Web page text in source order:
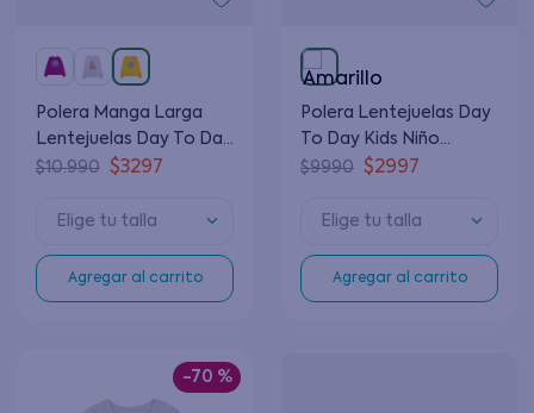
Polera Manga Larga
Lentejuelas Day To Day
Junior Niña Mostaza 8 a
$10.990 $3297
Elige tu talla
Agregar al carrito
Polera Lentejuelas Day
To Day Kids Niño
Amarillo 2 a 6 Años
$9990 $2997
Elige tu talla
Agregar al carrito
-70 %